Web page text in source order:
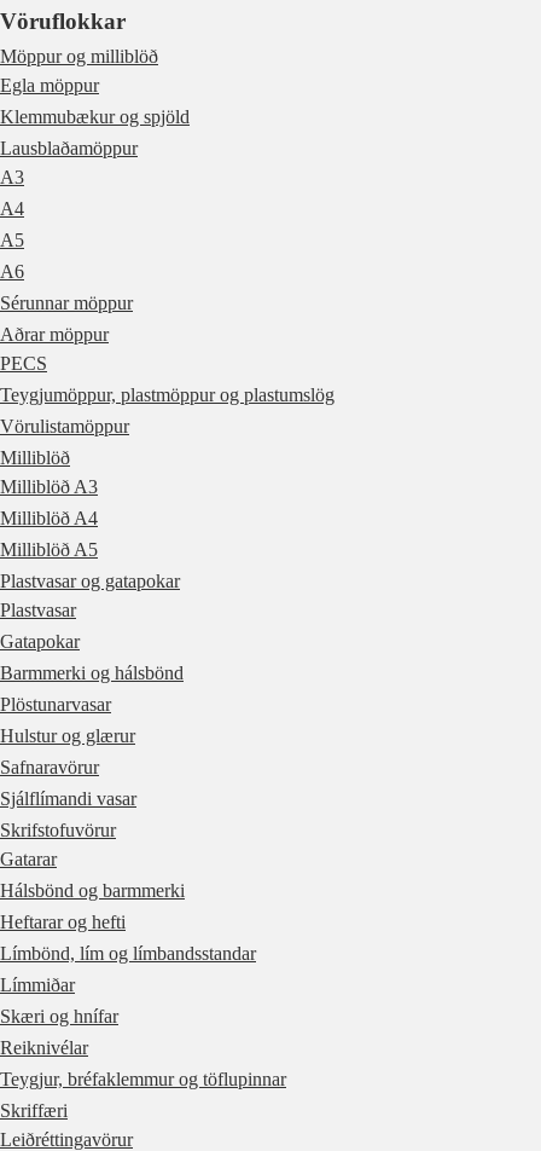
Vöruflokkar
Möppur og milliblöð
Egla möppur
Klemmubækur og spjöld
Lausblaðamöppur
A3
A4
A5
A6
Sérunnar möppur
Aðrar möppur
PECS
Teygjumöppur, plastmöppur og plastumslög
Vörulistamöppur
Milliblöð
Milliblöð A3
Milliblöð A4
Milliblöð A5
Plastvasar og gatapokar
Plastvasar
Gatapokar
Barmmerki og hálsbönd
Plöstunarvasar
Hulstur og glærur
Safnaravörur
Sjálflímandi vasar
Skrifstofuvörur
Gatarar
Hálsbönd og barmmerki
Heftarar og hefti
Límbönd, lím og límbandsstandar
Límmiðar
Skæri og hnífar
Reiknivélar
Teygjur, bréfaklemmur og töflupinnar
Skriffæri
Leiðréttingavörur